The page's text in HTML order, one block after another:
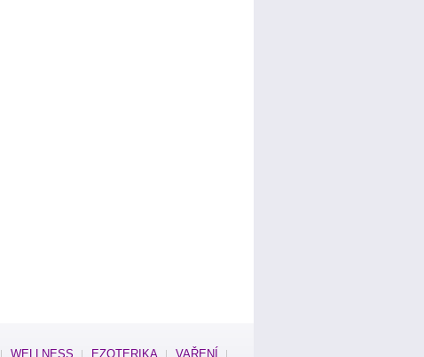
WELLNESS EZOTERIKA VAŘENÍ